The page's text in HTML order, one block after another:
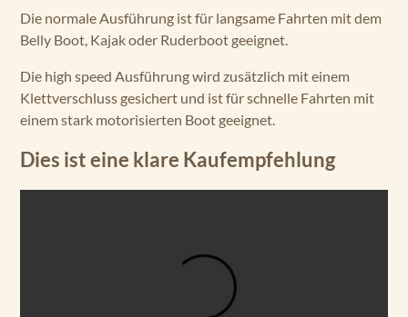
Die normale Ausführung ist für langsame Fahrten mit dem
Belly Boot, Kajak oder Ruderboot geeignet.
Die high speed Ausführung wird zusätzlich mit einem
Klettverschluss gesichert und ist für schnelle Fahrten mit
einem stark motorisierten Boot geeignet.
Dies ist eine klare Kaufempfehlung